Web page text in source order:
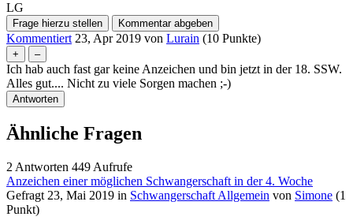
durchführen, um sicherzustellen, dass alles in Ordnung ist.
LG
Kommentiert 23, Apr 2019 von Lurain (10 Punkte)
Ich hab auch fast gar keine Anzeichen und bin jetzt in der 18. SSW.
Alles gut.... Nicht zu viele Sorgen machen ;-)
Ähnliche Fragen
2 Antworten 449 Aufrufe
Anzeichen einer möglichen Schwangerschaft in der 4. Woche
Gefragt 23, Mai 2019 in Schwangerschaft Allgemein von Simone (1
Punkt)